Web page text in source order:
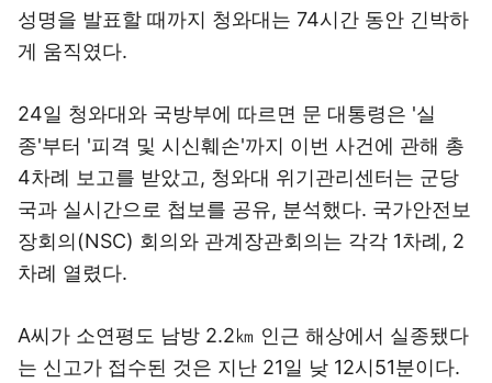
성명을 발표할 때까지 청와대는 74시간 동안 긴박하
게 움직였다.
24일 청와대와 국방부에 따르면 문 대통령은 '실
종'부터 '피격 및 시신훼손'까지 이번 사건에 관해 총
4차례 보고를 받았고, 청와대 위기관리센터는 군당
국과 실시간으로 첩보를 공유, 분석했다. 국가안전보
장회의(NSC) 회의와 관계장관회의는 각각 1차례, 2
차례 열렸다.
A씨가 소연평도 남방 2.2㎞ 인근 해상에서 실종됐다
는 신고가 접수된 것은 지난 21일 낮 12시51분이다.